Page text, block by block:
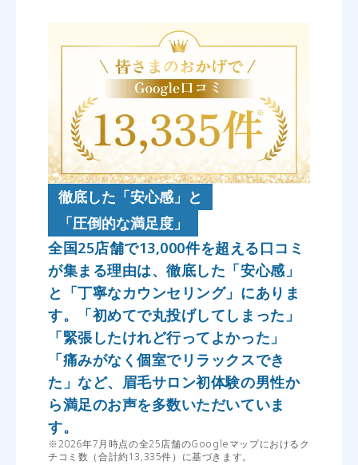
徹底した「安心感」と
「圧倒的な満足度」
全国25店舗で13,000件を超える口コミ
が集まる理由は、徹底した「安心感」
と「丁寧なカウンセリング」にありま
す。「初めてで丸投げしてしまった」
「緊張したけれど行ってよかった」
「痛みがなく個室でリラックスでき
た」など、眉毛サロン初体験の男性か
ら満足のお声を多数いただいていま
す。
※2026年7月時点の全25店舗のGoogleマップにおけるク
チコミ数（合計約13,335件）に基づきます。